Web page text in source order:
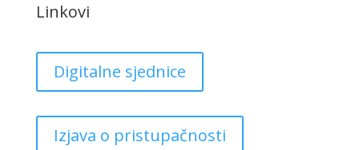
Linkovi
Digitalne sjednice
Izjava o pristupačnosti